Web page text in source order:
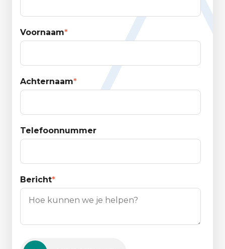
Voornaam*
Achternaam*
Telefoonnummer
Bericht*